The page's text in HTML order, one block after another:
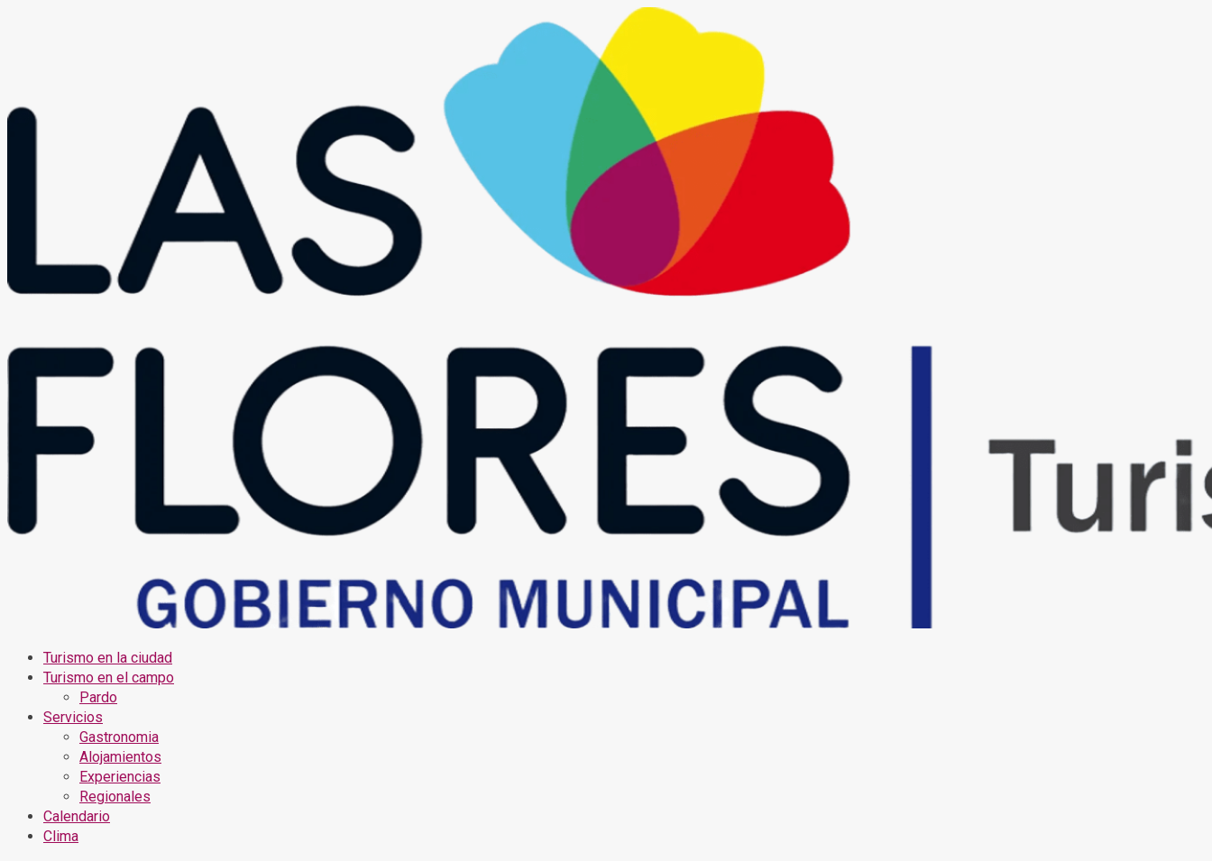
Turismo en la ciudad
Turismo en el campo
Pardo
Servicios
Gastronomia
Alojamientos
Experiencias
Regionales
Calendario
Clima